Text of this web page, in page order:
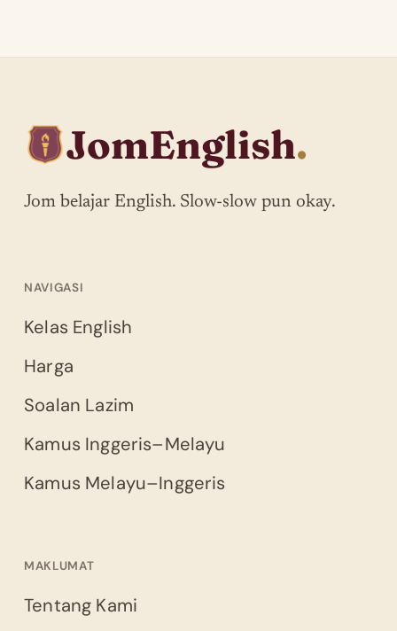
JomEnglish.
Jom belajar English. Slow-slow pun okay.
NAVIGASI
Kelas English
Harga
Soalan Lazim
Kamus Inggeris–Melayu
Kamus Melayu–Inggeris
MAKLUMAT
Tentang Kami